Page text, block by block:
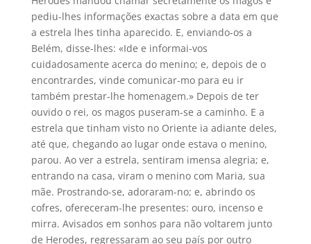
pediu-lhes informações exactas sobre a data em que
a estrela lhes tinha aparecido. E, enviando-os a
Belém, disse-lhes: «Ide e informai-vos
cuidadosamente acerca do menino; e, depois de o
encontrardes, vinde comunicar-mo para eu ir
também prestar-lhe homenagem.» Depois de ter
ouvido o rei, os magos puseram-se a caminho. E a
estrela que tinham visto no Oriente ia adiante deles,
até que, chegando ao lugar onde estava o menino,
parou. Ao ver a estrela, sentiram imensa alegria; e,
entrando na casa, viram o menino com Maria, sua
mãe. Prostrando-se, adoraram-no; e, abrindo os
cofres, ofereceram-lhe presentes: ouro, incenso e
mirra. Avisados em sonhos para não voltarem junto
de Herodes, regressaram ao seu país por outro